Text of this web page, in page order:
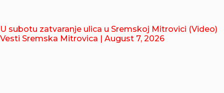
U subotu zatvaranje ulica u Sremskoj Mitrovici (Video)
Vesti Sremska Mitrovica | August 7, 2026